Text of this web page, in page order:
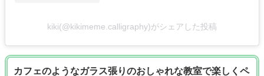
kiki(@kikimeme.calligraphy)がシェアした投稿
カフェのようなガラス張りのおしゃれな教室で楽しくペ